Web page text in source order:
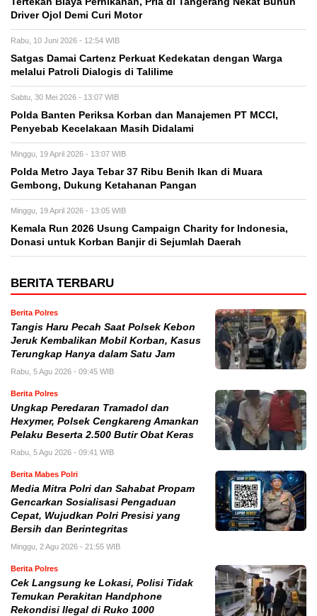
Driver Ojol Demi Curi Motor
Rabu, 10 Juni 2026 - 12:54 WIB
Satgas Damai Cartenz Perkuat Kedekatan dengan Warga
melalui Patroli Dialogis di Talilime
Sabtu, 30 Mei 2026 - 13:07 WIB
Polda Banten Periksa Korban dan Manajemen PT MCCI,
Penyebab Kecelakaan Masih Didalami
Minggu, 19 April 2026 - 13:07 WIB
Polda Metro Jaya Tebar 37 Ribu Benih Ikan di Muara
Gembong, Dukung Ketahanan Pangan
Minggu, 19 April 2026 - 13:05 WIB
Kemala Run 2026 Usung Campaign Charity for Indonesia,
Donasi untuk Korban Banjir di Sejumlah Daerah
BERITA TERBARU
Berita Polres
Tangis Haru Pecah Saat Polsek Kebon
Jeruk Kembalikan Mobil Korban, Kasus
Terungkap Hanya dalam Satu Jam
Rabu, 5 Agu 2026 - 09:45 WIB
Berita Polres
Ungkap Peredaran Tramadol dan
Hexymer, Polsek Cengkareng Amankan
Pelaku Beserta 2.500 Butir Obat Keras
Rabu, 5 Agu 2026 - 09:41 WIB
Berita Mabes Polri
Media Mitra Polri dan Sahabat Propam
Gencarkan Sosialisasi Pengaduan
Cepat, Wujudkan Polri Presisi yang
Bersih dan Berintegritas
Minggu, 2 Agu 2026 - 21:55 WIB
Berita Polres
Cek Langsung ke Lokasi, Polisi Tidak
Temukan Perakitan Handphone
Rekondisi Ilegal di Ruko 1000